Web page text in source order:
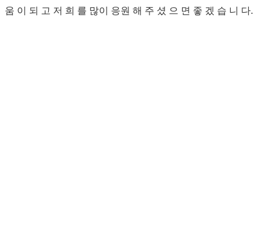
움 이 되 고 저 희 를 많이 응원 해 주 셨 으 면 좋 겠 습 니 다.